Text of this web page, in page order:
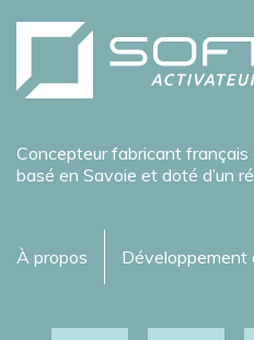
Concepteur fabricant
basé en Savoie et doté d’un
À propos Développement